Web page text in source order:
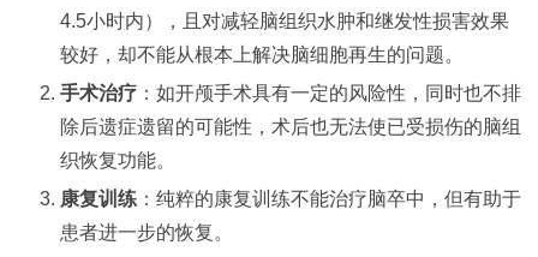
4.5小时内），且对减轻脑组织水肿和继发性损害效果
较好，却不能从根本上解决脑细胞再生的问题。
​手术治疗​ ​：如开颅手术具有一定的风险性，同时也不排
除后遗症遗留的可能性，术后也无法使已受损伤的脑组
织恢复功能。
​康复训练​ ​：纯粹的康复训练不能治疗脑卒中，但有助于
患者进一步的恢复。